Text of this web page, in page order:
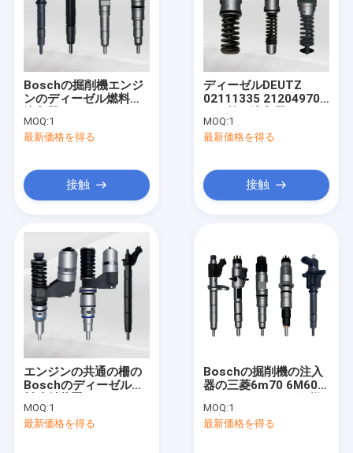
Boschの掘削機エンジ
ンのディーゼル燃料の
0986435526
51101006064
MOQ:1
最新価格を得る
接触
ディーゼルDEUTZ
02111335 21204970
0414401102
MOQ:1
最新価格を得る
接触
エンジンの共通の柵の
Boschのディーゼル燃
0414170013
MOQ:1
最新価格を得る
Boschの掘削機の注入
器の三菱6m70 6M60エ
料の注入器
0445120006 107755-
MOQ:1
最新価格を得る